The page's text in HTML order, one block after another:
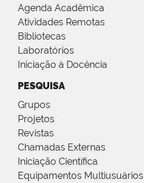
Agenda Acadêmica
Atividades Remotas
Bibliotecas
Laboratórios
Iniciação à Docência
PESQUISA
Grupos
Projetos
Revistas
Chamadas Externas
Iniciação Científica
Equipamentos Multiusuários